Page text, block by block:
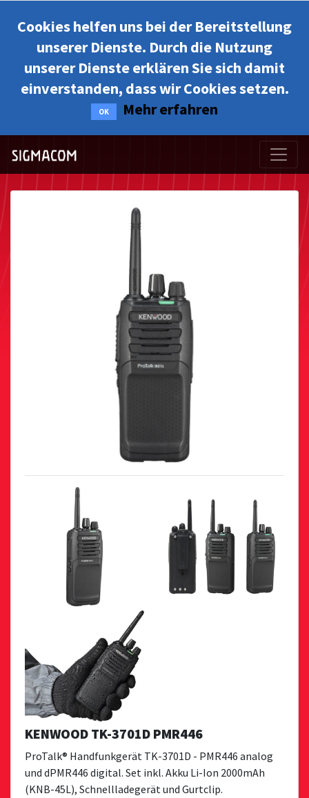
Cookies helfen uns bei der Bereitstellung
unserer Dienste. Durch die Nutzung
unserer Dienste erklären Sie sich damit
einverstanden, dass wir Cookies setzen.
OK Mehr erfahren
KENWOOD TK-3701D PMR446
ProTalk® Handfunkgerät TK-3701D - PMR446 analog
und dPMR446 digital. Set inkl. Akku Li-Ion 2000mAh
(KNB-45L), Schnellladegerät und Gurtclip.